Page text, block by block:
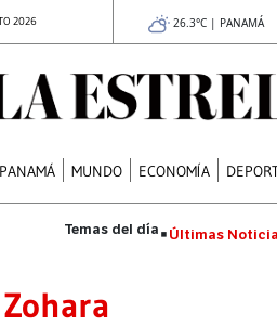
2026 26.3°C | PANAMÁ
PANAMÁ MUNDO ECONOMÍA
Últimas